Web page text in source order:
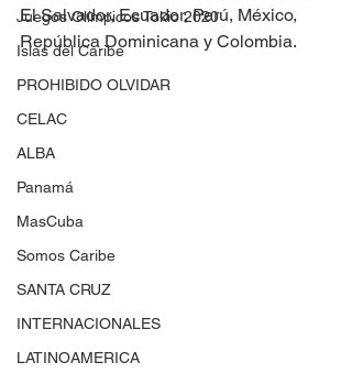
Juegos Olímpicos Tokio 2020
Islas del Caribe
PROHIBIDO OLVIDAR
CELAC
ALBA
Panamá
MasCuba
Somos Caribe
SANTA CRUZ
INTERNACIONALES
LATINOAMERICA
El Salvador, Ecuador, Perú, México,
República Dominicana y Colombia.